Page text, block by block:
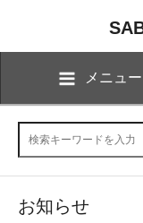
メニュー
お知らせ